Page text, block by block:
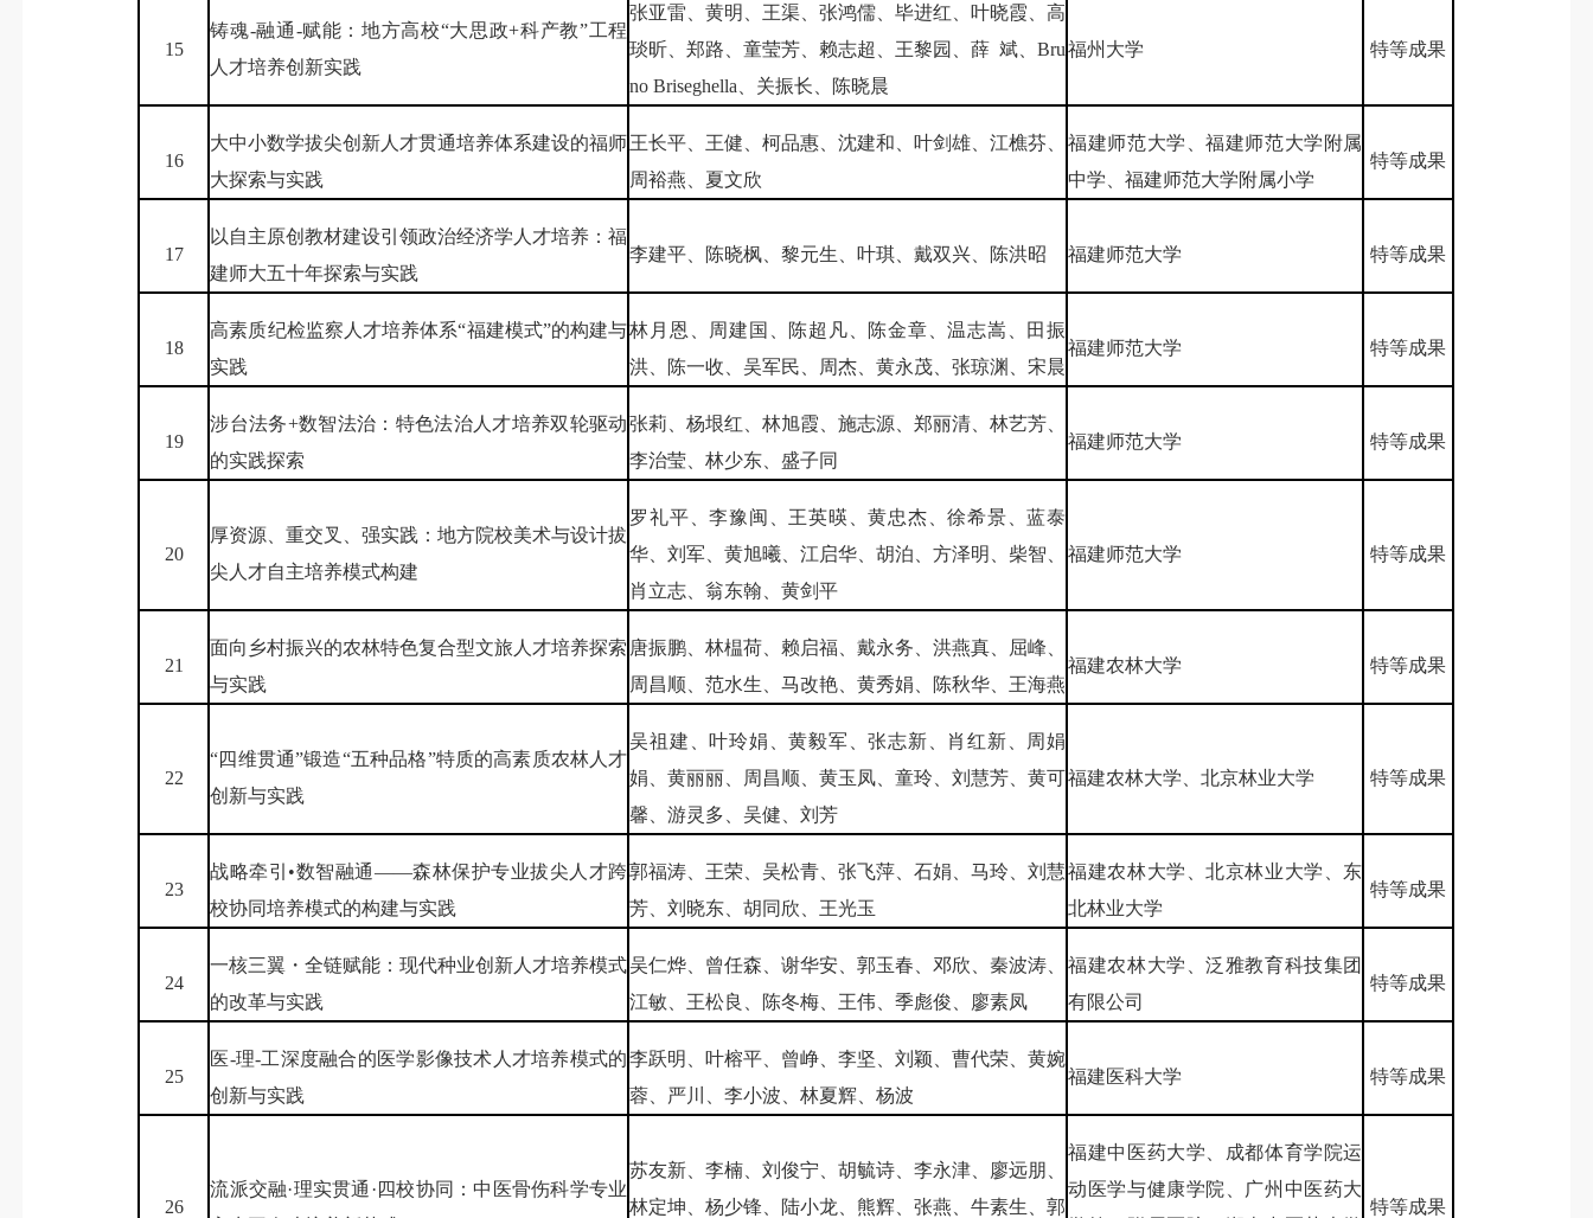
15
铸魂-融通-赋能：地方高校“大思政+科产教”工程
人才培养创新实践
张亚雷、黄明、王渠、张鸿儒、毕进红、叶晓霞、高
琰昕、郑路、童莹芳、赖志超、王黎园、薛 斌、Bru
no Briseghella、关振长、陈晓晨
福州大学 特等成果
16
大中小数学拔尖创新人才贯通培养体系建设的福师
大探索与实践
王长平、王健、柯品惠、沈建和、叶剑雄、江樵芬、
周裕燕、夏文欣
福建师范大学、福建师范大学附属
中学、福建师范大学附属小学
特等成果
17
以自主原创教材建设引领政治经济学人才培养：福
建师大五十年探索与实践
李建平、陈晓枫、黎元生、叶琪、戴双兴、陈洪昭 福建师范大学 特等成果
18
高素质纪检监察人才培养体系“福建模式”的构建与
实践
林月恩、周建国、陈超凡、陈金章、温志嵩、田振
洪、陈一收、吴军民、周杰、黄永茂、张琼渊、宋晨
福建师范大学 特等成果
19
涉台法务+数智法治：特色法治人才培养双轮驱动
的实践探索
张莉、杨垠红、林旭霞、施志源、郑丽清、林艺芳、
李治莹、林少东、盛子同
福建师范大学 特等成果
20
厚资源、重交叉、强实践：地方院校美术与设计拔
尖人才自主培养模式构建
罗礼平、李豫闽、王英暎、黄忠杰、徐希景、蓝泰
华、刘军、黄旭曦、江启华、胡泊、方泽明、柴智、
肖立志、翁东翰、黄剑平
福建师范大学 特等成果
21
面向乡村振兴的农林特色复合型文旅人才培养探索
与实践
唐振鹏、林榅荷、赖启福、戴永务、洪燕真、屈峰、
周昌顺、范水生、马改艳、黄秀娟、陈秋华、王海燕
福建农林大学 特等成果
22
“四维贯通”锻造“五种品格”特质的高素质农林人才
创新与实践
吴祖建、叶玲娟、黄毅军、张志新、肖红新、周娟
娟、黄丽丽、周昌顺、黄玉凤、童玲、刘慧芳、黄可
馨、游灵多、吴健、刘芳
福建农林大学、北京林业大学 特等成果
23
战略牵引•数智融通——森林保护专业拔尖人才跨
校协同培养模式的构建与实践
郭福涛、王荣、吴松青、张飞萍、石娟、马玲、刘慧
芳、刘晓东、胡同欣、王光玉
福建农林大学、北京林业大学、东
北林业大学
特等成果
24
一核三翼・全链赋能：现代种业创新人才培养模式
的改革与实践
吴仁烨、曾任森、谢华安、郭玉春、邓欣、秦波涛、
江敏、王松良、陈冬梅、王伟、季彪俊、廖素凤
福建农林大学、泛雅教育科技集团
有限公司
特等成果
25
医-理-工深度融合的医学影像技术人才培养模式的
创新与实践
李跃明、叶榕平、曾峥、李坚、刘颖、曹代荣、黄婉
蓉、严川、李小波、林夏辉、杨波
福建医科大学 特等成果
26
流派交融·理实贯通·四校协同：中医骨伤科学专业
苏友新、李楠、刘俊宁、胡毓诗、李永津、廖远朋、
林定坤、杨少锋、陆小龙、熊辉、张燕、牛素生、郭
福建中医药大学、成都体育学院运
动医学与健康学院、广州中医药大
特等成果